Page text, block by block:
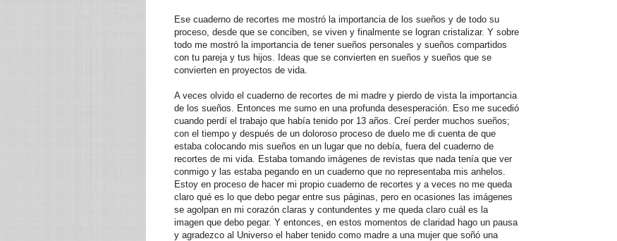
Ese cuaderno de recortes me mostró la importancia de los sueños y de todo su
proceso, desde que se conciben, se viven y finalmente se logran cristalizar. Y sobre
todo me mostró la importancia de tener sueños personales y sueños compartidos
con tu pareja y tus hijos. Ideas que se convierten en sueños y sueños que se
convierten en proyectos de vida.
A veces olvido el cuaderno de recortes de mi madre y pierdo de vista la importancia
de los sueños. Entonces me sumo en una profunda desesperación. Eso me sucedió
cuando perdí el trabajo que había tenido por 13 años. Creí perder muchos sueños;
con el tiempo y después de un doloroso proceso de duelo me di cuenta de que
estaba colocando mis sueños en un lugar que no debía, fuera del cuaderno de
recortes de mi vida. Estaba tomando imágenes de revistas que nada tenía que ver
conmigo y las estaba pegando en un cuaderno que no representaba mis anhelos.
Estoy en proceso de hacer mi propio cuaderno de recortes y a veces no me queda
claro qué es lo que debo pegar entre sus páginas, pero en ocasiones las imágenes
se agolpan en mi corazón claras y contundentes y me queda claro cuál es la
imagen que debo pegar. Y entonces, en estos momentos de claridad hago un pausa
y agradezco al Universo el haber tenido como madre a una mujer que soñó una